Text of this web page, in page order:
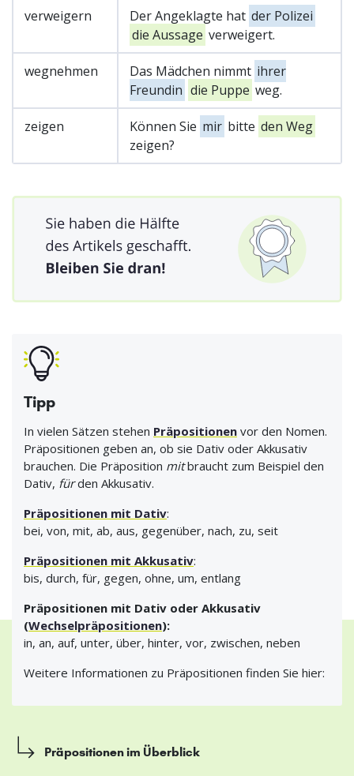
verweigern Der Angeklagte hat der Polizei
die Aussage verweigert.
wegnehmen Das Mädchen nimmt ihrer
Freundin die Puppe weg.
zeigen Können Sie mir bitte den Weg
zeigen?
Tipp
In vielen Sätzen stehen Präpositionen vor den Nomen.
Präpositionen geben an, ob sie Dativ oder Akkusativ
brauchen. Die Präposition mitbraucht zum Beispiel den
Dativ, fürden Akkusativ.
Präpositionen mit Dativ:
bei, von, mit, ab, aus, gegenüber, nach, zu, seit
Präpositionen mit Akkusativ:
bis, durch, für, gegen, ohne, um, entlang
Präpositionen mit Dativ oder Akkusativ
(Wechselpräpositionen):
in, an, auf, unter, über, hinter, vor, zwischen, neben
Weitere Informationen zu Präpositionen finden Sie hier:
Präpositionen im Überblick